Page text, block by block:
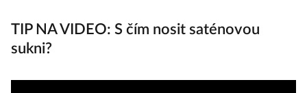
TIP NA VIDEO: S čím nosit saténovou
sukni?